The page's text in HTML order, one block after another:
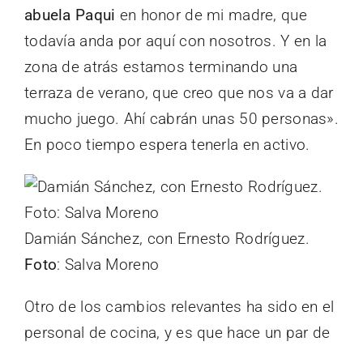
abuela Paqui en honor de mi madre, que
todavía anda por aquí con nosotros. Y en la
zona de atrás estamos terminando una
terraza de verano, que creo que nos va a dar
mucho juego. Ahí cabrán unas 50 personas».
En poco tiempo espera tenerla en activo.
Damián Sánchez, con Ernesto Rodríguez.
Foto: Salva Moreno
Otro de los cambios relevantes ha sido en el
personal de cocina, y es que hace un par de